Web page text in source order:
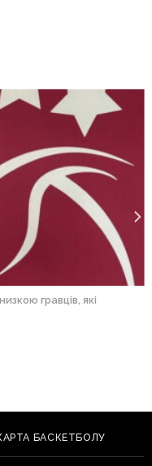
гравців, які
БАСКЕТБОЛУ